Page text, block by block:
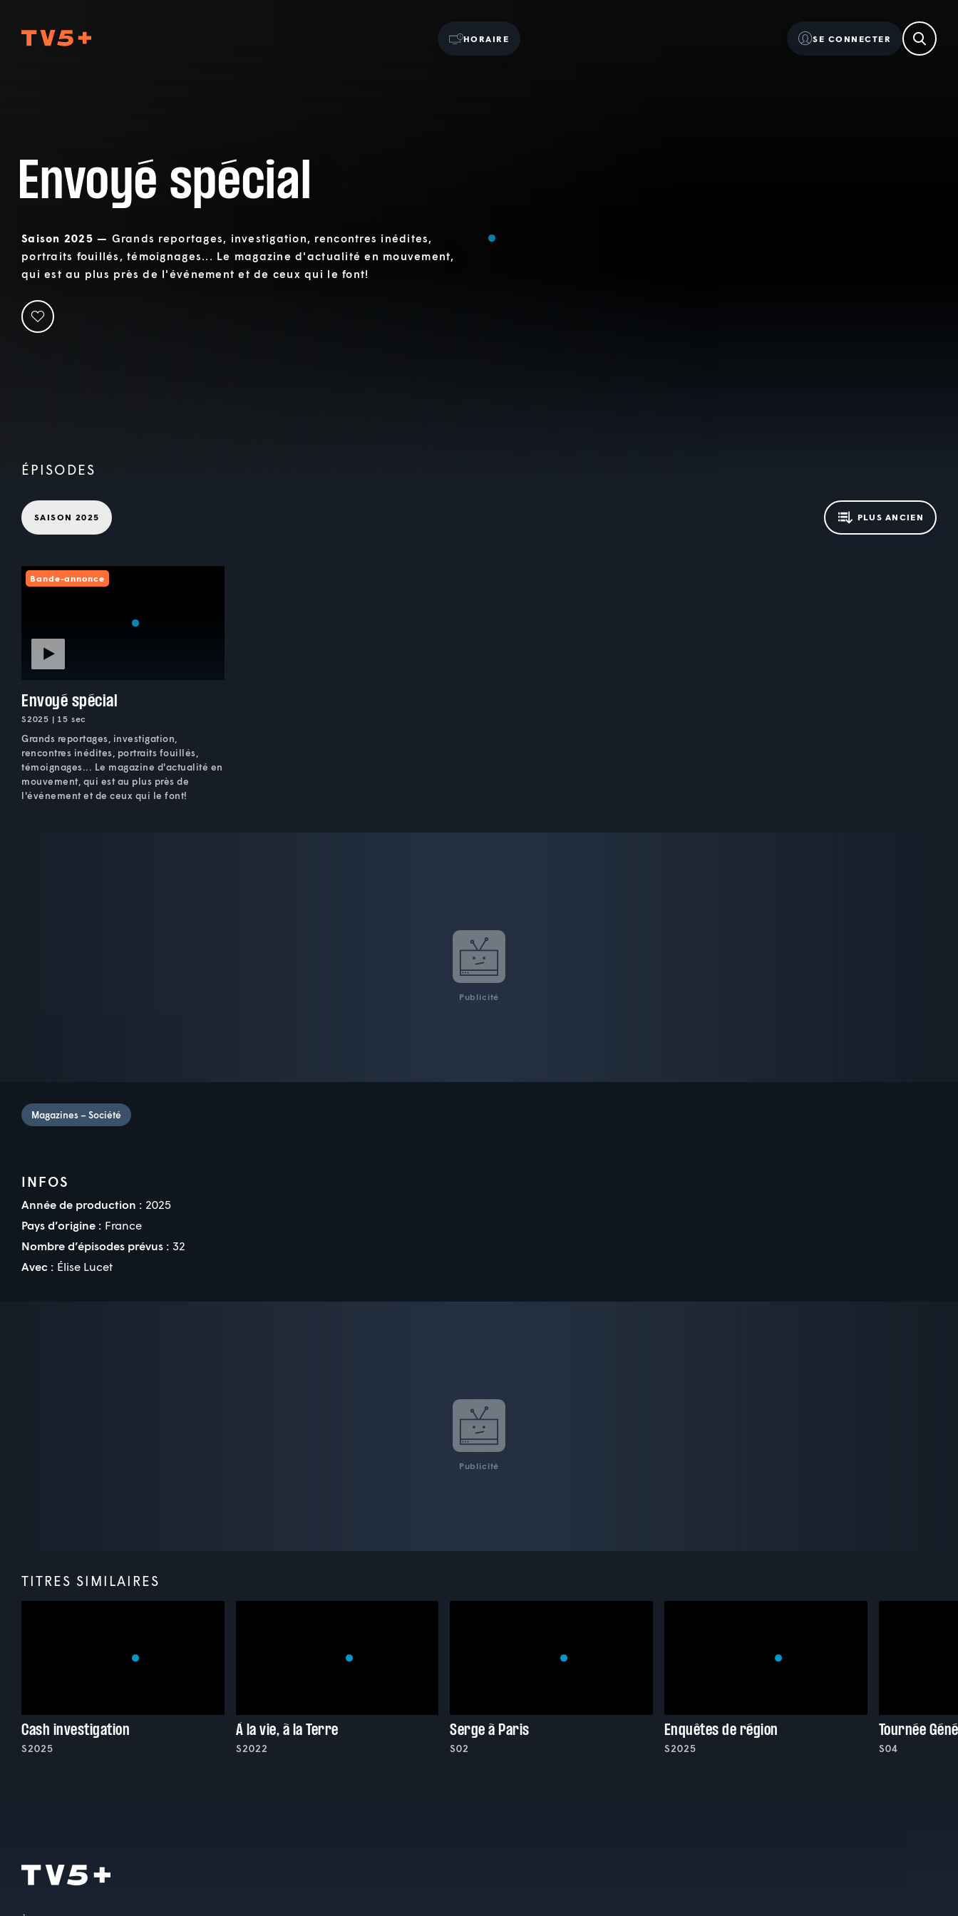
HORAIRE SE CONNECTER
Envoyé spécial
Saison 2025 — Grands reportages, investigation, rencontres inédites,
portraits fouillés, témoignages... Le magazine d'actualité en mouvement,
qui est au plus près de l'événement et de ceux qui le font!
ÉPISODES
SAISON 2025 PLUS ANCIEN
Bande-annonce
Envoyé spécial
S2025 | 15 sec
Grands reportages, investigation,
rencontres inédites, portraits fouillés,
témoignages... Le magazine d'actualité en
mouvement, qui est au plus près de
l'événement et de ceux qui le font!
Publicité
Magazines – Société
INFOS
Année de production : 2025
Pays d’origine : France
Nombre d’épisodes prévus : 32
Avec : Élise Lucet
Publicité
TITRES SIMILAIRES
Cash investigation
S2025
À la vie, à la Terre
S2022
Serge à Paris
S02
Enquêtes de région
S2025
Tournée
S04